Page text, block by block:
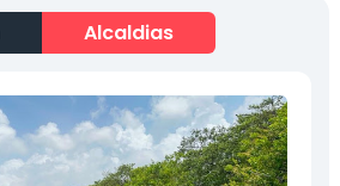
Alcaldias